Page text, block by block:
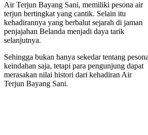
Air Terjun Bayang Sani, memiliki pesona air
terjun bertingkat yang cantik. Selain itu
kehadirannya yang berbalut sejarah di jaman
penjajahan Belanda menjadi daya tarik
selanjutnya.
Sehingga bukan hanya sekedar tentang pesona
keindahan saja, tetapi para pengunjung dapat
merasakan nilai histori dari kehadiran Air
Terjun Bayang Sani.